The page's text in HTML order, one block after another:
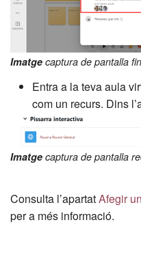
Imatge captura de pantalla
Entra a la teva aula
com un recurs. Dins
Imatge captura de pantalla
Consulta l’apartatAfegir
per a més informació.